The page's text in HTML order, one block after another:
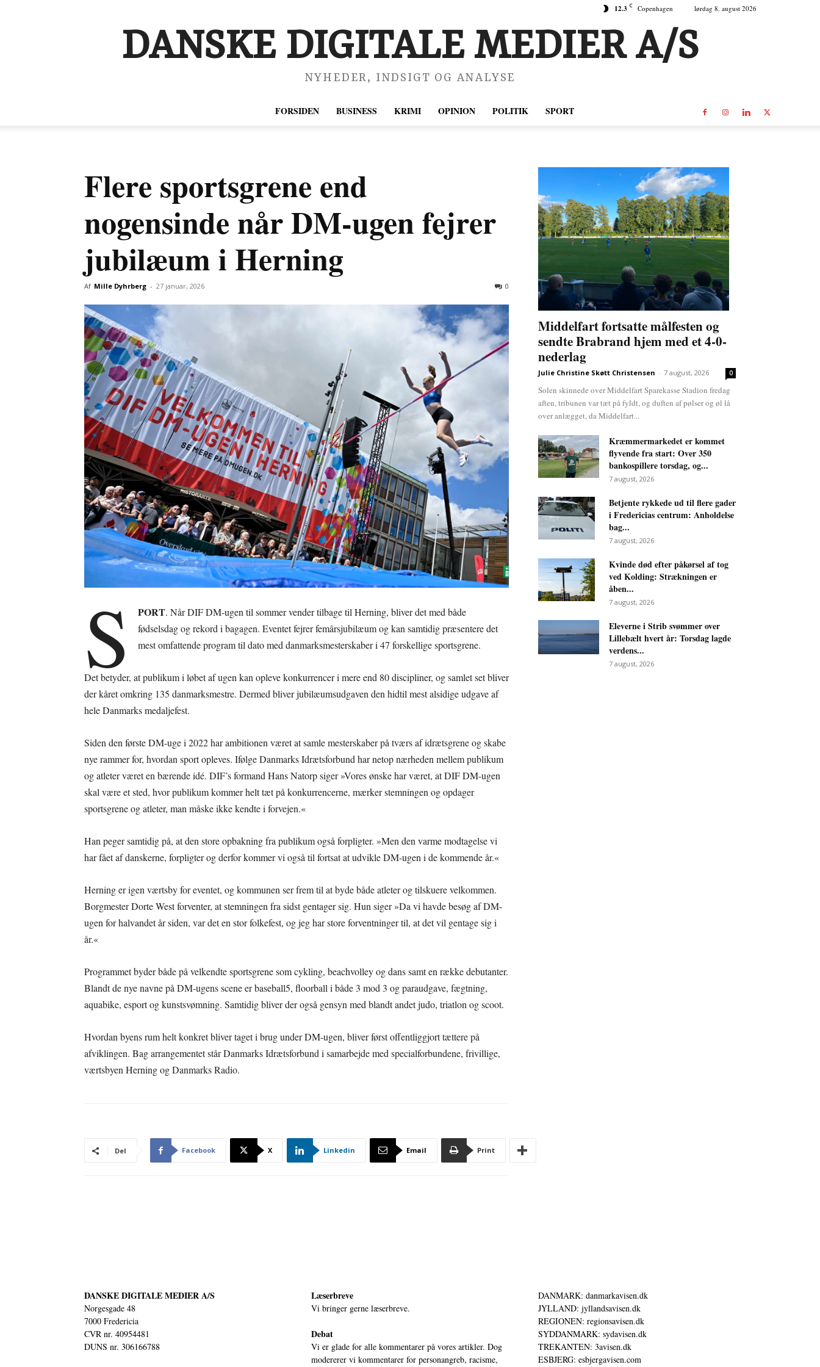
12.3 C Copenhagen lørdag 8. august 2026
DANSKE DIGITALE MEDIER A/S
NYHEDER, INDSIGT OG ANALYSE
FORSIDEN BUSINESS KRIMI OPINION POLITIK SPORT
Flere sportsgrene end
nogensinde når DM-ugen fejrer
jubilæum i Herning
Af Mille Dyhrberg - 27 januar, 2026 0
S PORT. Når DIF DM-ugen til sommer vender tilbage til Herning, bliver det med både
fødselsdag og rekord i bagagen. Eventet fejrer femårsjubilæum og kan samtidig præsentere det
mest omfattende program til dato med danmarksmesterskaber i 47 forskellige sportsgrene.
Det betyder, at publikum i løbet af ugen kan opleve konkurrencer i mere end 80 discipliner, og samlet set bliver
der kåret omkring 135 danmarksmestre. Dermed bliver jubilæumsudgaven den hidtil mest alsidige udgave af
hele Danmarks medaljefest.
Siden den første DM-uge i 2022 har ambitionen været at samle mesterskaber på tværs af idrætsgrene og skabe
nye rammer for, hvordan sport opleves. Ifølge Danmarks Idrætsforbund har netop nærheden mellem publikum
og atleter været en bærende idé. DIF’s formand Hans Natorp siger »Vores ønske har været, at DIF DM-ugen
skal være et sted, hvor publikum kommer helt tæt på konkurrencerne, mærker stemningen og opdager
sportsgrene og atleter, man måske ikke kendte i forvejen.«
Han peger samtidig på, at den store opbakning fra publikum også forpligter. »Men den varme modtagelse vi
har fået af danskerne, forpligter og derfor kommer vi også til fortsat at udvikle DM-ugen i de kommende år.«
Herning er igen værtsby for eventet, og kommunen ser frem til at byde både atleter og tilskuere velkommen.
Borgmester Dorte West forventer, at stemningen fra sidst gentager sig. Hun siger »Da vi havde besøg af DM-
ugen for halvandet år siden, var det en stor folkefest, og jeg har store forventninger til, at det vil gentage sig i
år.«
Programmet byder både på velkendte sportsgrene som cykling, beachvolley og dans samt en række debutanter.
Blandt de nye navne på DM-ugens scene er baseball5, floorball i både 3 mod 3 og paraudgave, fægtning,
aquabike, esport og kunstsvømning. Samtidig bliver der også gensyn med blandt andet judo, triatlon og scoot.
Hvordan byens rum helt konkret bliver taget i brug under DM-ugen, bliver først offentliggjort tættere på
afviklingen. Bag arrangementet står Danmarks Idrætsforbund i samarbejde med specialforbundene, frivillige,
værtsbyen Herning og Danmarks Radio.
Del Facebook X Linkedin Email Print
Middelfart fortsatte målfesten og
sendte Brabrand hjem med et 4-0-
nederlag
Julie Christine Skøtt Christensen - 7 august, 2026 0
Solen skinnede over Middelfart Sparekasse Stadion fredag
aften, tribunen var tæt på fyldt, og duften af pølser og øl lå
over anlægget, da Middelfart...
Kræmmermarkedet er kommet
flyvende fra start: Over 350
bankospillere torsdag, og...
7 august, 2026
Betjente rykkede ud til flere gader
i Fredericias centrum: Anholdelse
bag...
7 august, 2026
Kvinde død efter påkørsel af tog
ved Kolding: Strækningen er
åben...
7 august, 2026
Eleverne i Strib svømmer over
Lillebælt hvert år: Torsdag lagde
verdens...
7 august, 2026
DANSKE DIGITALE MEDIER A/S
Norgesgade 48
7000 Fredericia
CVR nr. 40954481
DUNS nr. 306166788
Læserbreve
Vi bringer gerne læserbreve.
Debat
Vi er glade for alle kommentarer på vores artikler. Dog
modererer vi kommentarer for personangreb, racisme,
DANMARK: danmarkavisen.dk
JYLLAND: jyllandsavisen.dk
REGIONEN: regionsavisen.dk
SYDDANMARK: sydavisen.dk
TREKANTEN: 3avisen.dk
ESBJERG: esbjergavisen.com